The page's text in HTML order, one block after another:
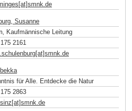
.de
Susanne
Kaufmännische Leitung
2161
.de
für Alle. Entdecke die Natur
2863
de